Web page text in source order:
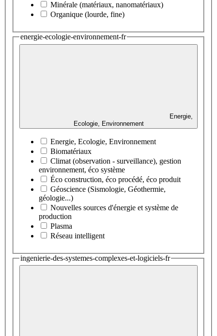
Minérale (matériaux, nanomatériaux)
Organique (lourde, fine)
energie-ecologie-environnement-fr
Energie,
Ecologie, Environnement
Energie, Ecologie, Environnement
Biomatériaux
Climat (observation - surveillance), gestion
environnement, éco système
Éco construction, éco procédé, éco produit
Géoscience (Sismologie, Géothermie,
géologie...)
Nouvelles sources d'énergie et système de
production
Plasma
Réseau intelligent
ingenierie-des-systemes-complexes-et-logiciels-fr